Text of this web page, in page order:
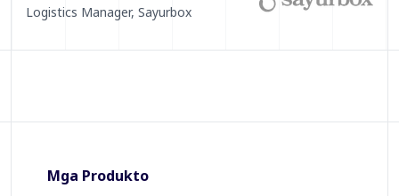
Logistics Manager, Sayurbox
Mga Produkto